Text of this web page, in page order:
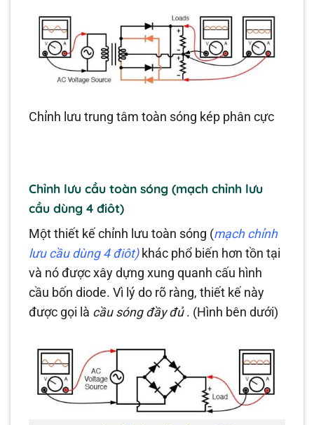
Chỉnh lưu trung tâm toàn sóng kép phân cực
Chỉnh lưu cầu toàn sóng (mạch chỉnh lưu
cầu dùng 4 điôt)
Một thiết kế chỉnh lưu toàn sóng (mạch chỉnh
lưu cầu dùng 4 điôt)khác phổ biến hơn tồn tại
và nó được xây dựng xung quanh cấu hình
cầu bốn diode. Vì lý do rõ ràng, thiết kế này
được gọi là cầu sóng đầy đủ. (Hình bên dưới)